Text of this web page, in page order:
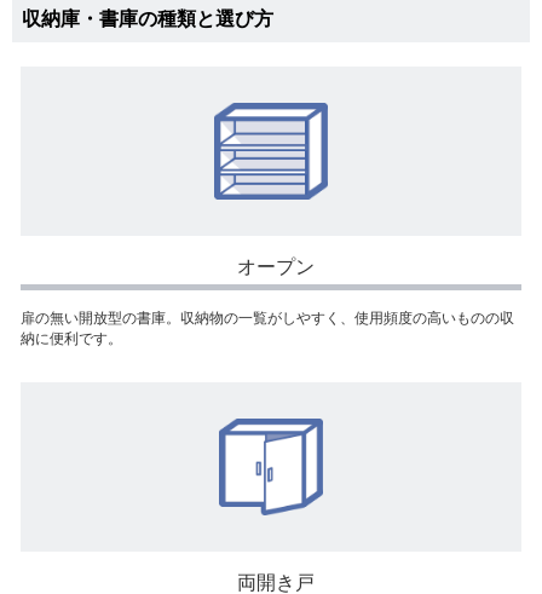
収納庫・書庫の種類と選び方
オープン
扉の無い開放型の書庫。収納物の一覧がしやすく、使用頻度の高いものの収
納に便利です。
両開き戸